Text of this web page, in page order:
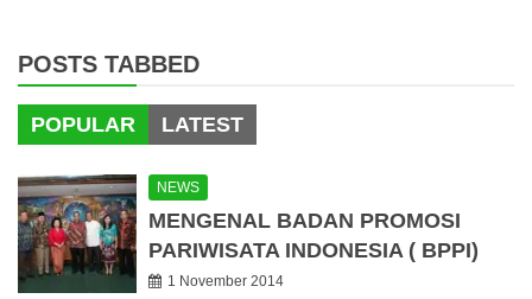
POSTS TABBED
POPULAR LATEST
NEWS
MENGENAL BADAN PROMOSI
PARIWISATA INDONESIA ( BPPI)
1 November 2014